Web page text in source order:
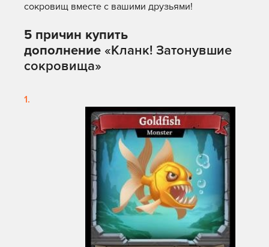
сокровищ вместе с вашими друзьями!
5 причин купить
дополнение «Кланк! Затонувшие
сокровища»